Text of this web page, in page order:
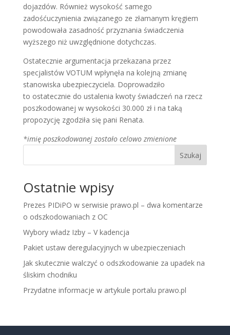
dojazdów. Również wysokość samego
zadośćuczynienia związanego ze złamanym kręgiem
powodowała zasadność przyznania świadczenia
wyższego niż uwzględnione dotychczas.
Ostatecznie argumentacja przekazana przez
specjalistów VOTUM wpłynęła na kolejną zmianę
stanowiska ubezpieczyciela. Doprowadziło
to ostatecznie do ustalenia kwoty świadczeń na rzecz
poszkodowanej w wysokości 30.000 zł i na taką
propozycję zgodziła się pani Renata.
*imię poszkodowanej zostało celowo zmienione
Szukaj
Ostatnie wpisy
Prezes PIDiPO w serwisie prawo.pl – dwa komentarze
o odszkodowaniach z OC
Wybory władz Izby – V kadencja
Pakiet ustaw deregulacyjnych w ubezpieczeniach
Jak skutecznie walczyć o odszkodowanie za upadek na
śliskim chodniku
Przydatne informacje w artykule portalu prawo.pl